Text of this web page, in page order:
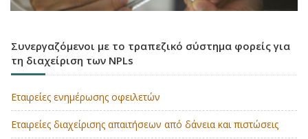
Συνεργαζόμενοι με το τραπεζικό σύστημα φορείς για
τη διαχείριση των NPLs
Εταιρείες ενημέρωσης οφειλετών
Εταιρείες διαχείρισης απαιτήσεων από δάνεια και πιστώσεις